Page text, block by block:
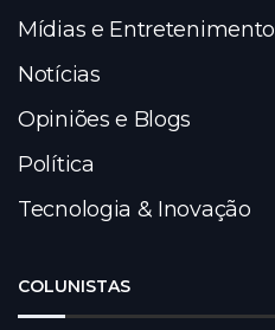
Mídias e Entretenimento
Notícias
Opiniões e Blogs
Política
Tecnologia & Inovação
COLUNISTAS